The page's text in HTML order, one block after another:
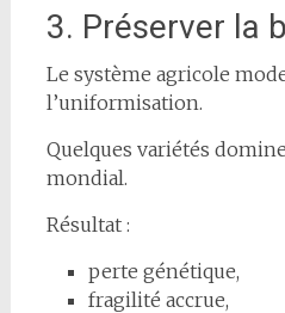
3. Préserver la
Le système agricole
l’uniformisation.
Quelques variétés
mondial.
Résultat :
perte génétique,
fragilité accrue,